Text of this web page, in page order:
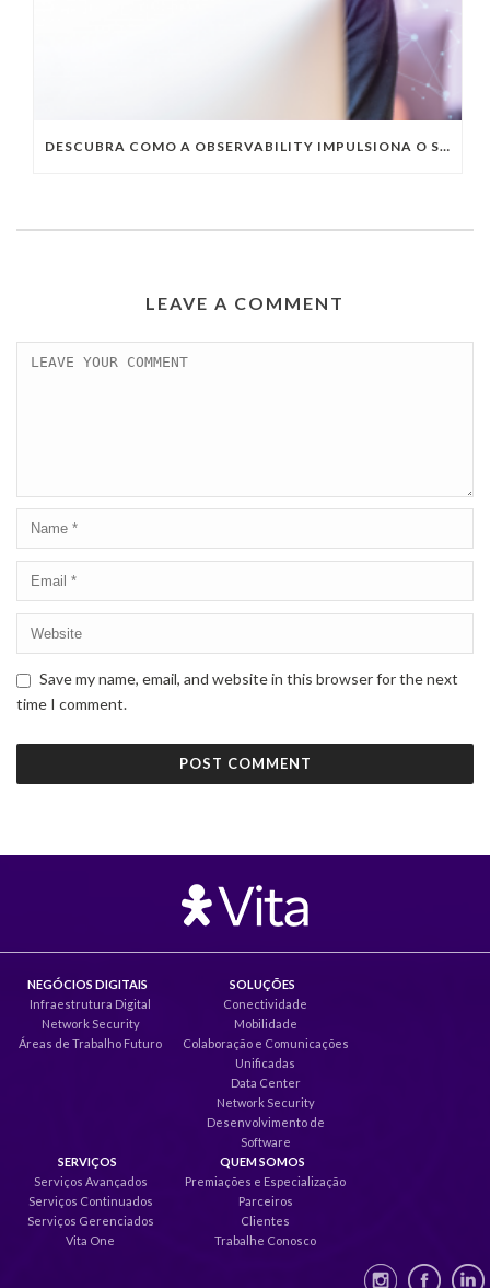
DESCUBRA COMO A OBSERVABILITY IMPULSIONA O SUCESSO DO SEU NEGÓCIO
LEAVE A COMMENT
Save my name, email, and website in this browser for the next
time I comment.
NEGÓCIOS DIGITAIS
Infraestrutura Digital
Network Security
Áreas de Trabalho Futuro
SOLUÇÕES
Conectividade
Mobilidade
Colaboração e Comunicações
Unificadas
Data Center
Network Security
Desenvolvimento de
Software
SERVIÇOS
Serviços Avançados
Serviços Continuados
Serviços Gerenciados
Vita One
QUEM SOMOS
Premiações e Especialização
Parceiros
Clientes
Trabalhe Conosco